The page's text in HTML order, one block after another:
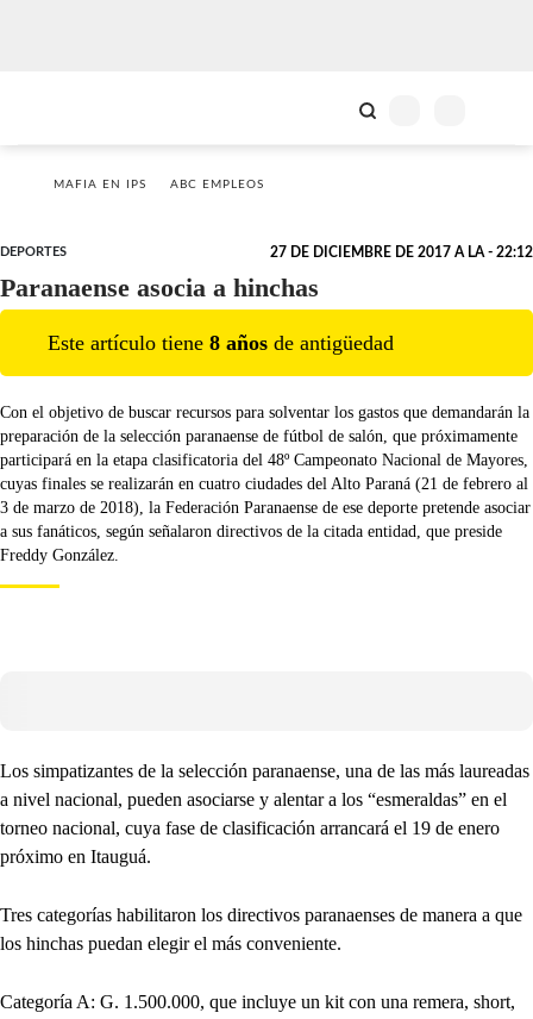
MAFIA EN IPS ABC EMPLEOS
DEPORTES 27 DE DICIEMBRE DE 2017 A LA - 22:12
Paranaense asocia a hinchas
Este artículo tiene 8 años de antigüedad
Con el objetivo de buscar recursos para solventar los gastos que demandarán la
preparación de la selección paranaense de fútbol de salón, que próximamente
participará en la etapa clasificatoria del 48º Campeonato Nacional de Mayores,
cuyas finales se realizarán en cuatro ciudades del Alto Paraná (21 de febrero al
3 de marzo de 2018), la Federación Paranaense de ese deporte pretende asociar
a sus fanáticos, según señalaron directivos de la citada entidad, que preside
Freddy González.
Los simpatizantes de la selección paranaense, una de las más laureadas
a nivel nacional, pueden asociarse y alentar a los “esmeraldas” en el
torneo nacional, cuya fase de clasificación arrancará el 19 de enero
próximo en Itauguá.
Tres categorías habilitaron los directivos paranaenses de manera a que
los hinchas puedan elegir el más conveniente.
Categoría A: G. 1.500.000, que incluye un kit con una remera, short,